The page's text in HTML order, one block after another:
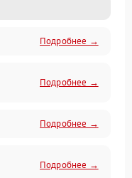
Подробнее →
Подробнее →
Подробнее →
Подробнее →